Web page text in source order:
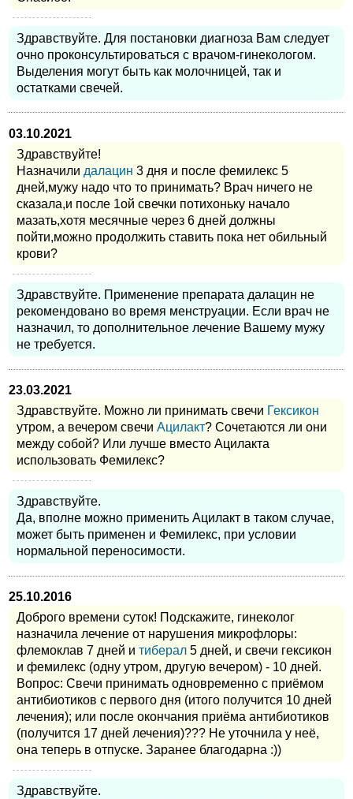
Здравствуйте. Для постановки диагноза Вам следует
очно проконсультироваться с врачом-гинекологом.
Выделения могут быть как молочницей, так и
остатками свечей.
03.10.2021
Здравствуйте!
Назначили далацин 3 дня и после фемилекс 5
дней,мужу надо что то принимать? Врач ничего не
сказала,и после 1ой свечки потихоньку начало
мазать,хотя месячные через 6 дней должны
пойти,можно продолжить ставить пока нет обильный
крови?
Здравствуйте. Применение препарата далацин не
рекомендовано во время менструации. Если врач не
назначил, то дополнительное лечение Вашему мужу
не требуется.
23.03.2021
Здравствуйте. Можно ли принимать свечи Гексикон
утром, а вечером свечи Ацилакт? Сочетаются ли они
между собой? Или лучше вместо Ацилакта
использовать Фемилекс?
Здравствуйте.
Да, вполне можно применить Ацилакт в таком случае,
может быть применен и Фемилекс, при условии
нормальной переносимости.
25.10.2016
Доброго времени суток! Подскажите, гинеколог
назначила лечение от нарушения микрофлоры:
флемоклав 7 дней и тиберал 5 дней, и свечи гексикон
и фемилекс (одну утром, другую вечером) - 10 дней.
Вопрос: Свечи принимать одновременно с приёмом
антибиотиков с первого дня (итого получится 10 дней
лечения); или после окончания приёма антибиотиков
(получится 17 дней лечения)??? Не уточнила у неё,
она теперь в отпуске. Заранее благодарна :))
Здравствуйте.